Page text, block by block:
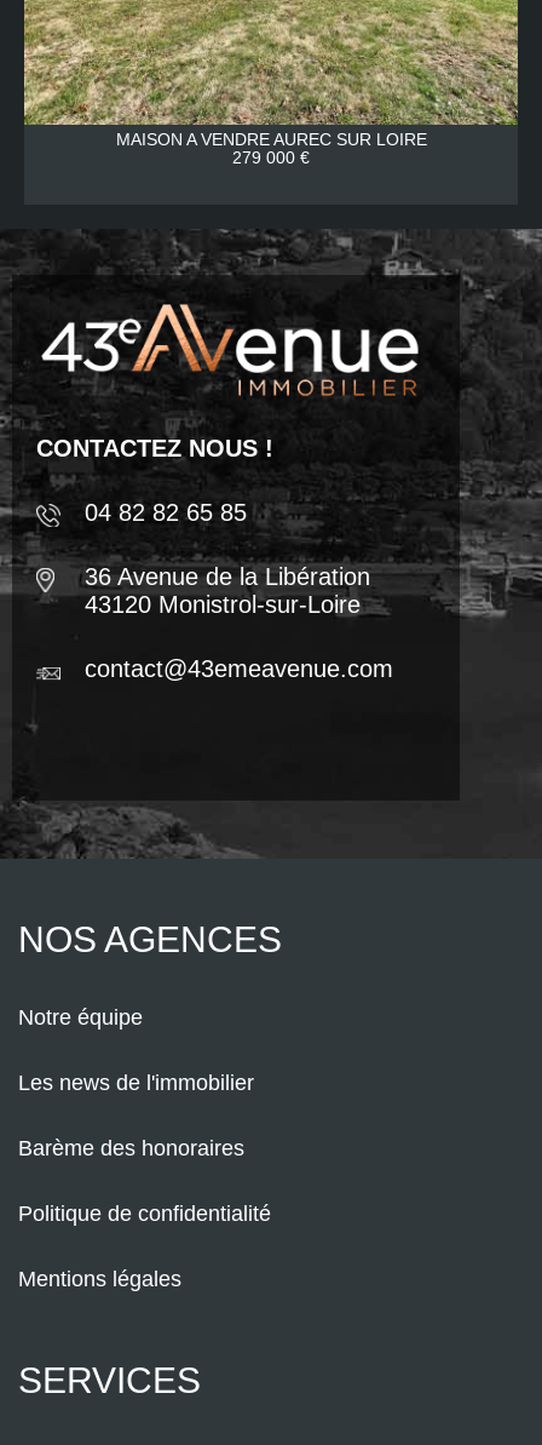
MAISON A VENDRE AUREC SUR LOIRE
279 000 €
CONTACTEZ NOUS !
04 82 82 65 85
36 Avenue de la Libération
43120 Monistrol-sur-Loire
contact@43emeavenue.com
NOS AGENCES
Notre équipe
Les news de l'immobilier
Barème des honoraires
Politique de confidentialité
Mentions légales
SERVICES